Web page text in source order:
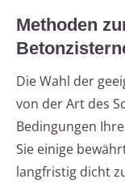
Methoden
Die Wahl der
von der Art des
Bedingungen
Sie einige
langfristig dicht